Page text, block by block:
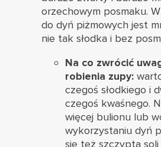
orzechowym posmaku.
do dyń piżmowych jest
nie tak słodka i bez
Na co zwrócić
robienia zupy:
czegoś słodkiego i
czegoś kwaśnego.
więcej bulionu lub
wykorzystaniu dyń
się też szczypta soli